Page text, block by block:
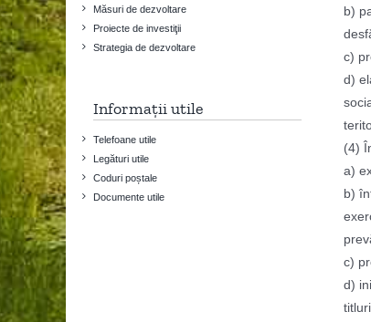
b)
c)
d)
(4)
a)
b)
c)
d)
Măsuri de dezvoltare
Proiecte de investiţii
Strategia de dezvoltare
Informații utile
Telefoane utile
Legături utile
Coduri poștale
Documente utile